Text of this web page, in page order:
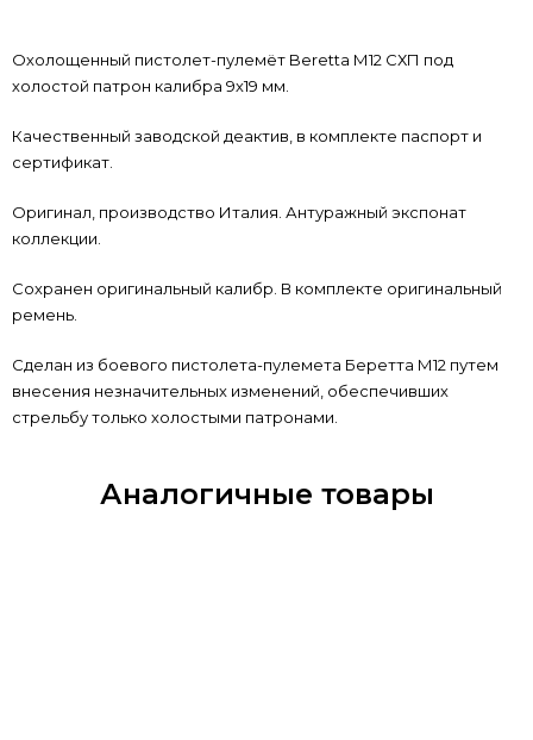
Охолощенный пистолет-пулемёт Beretta М12 СХП под
холостой патрон калибра 9х19 мм.
Качественный заводской деактив, в комплекте паспорт и
сертификат.
Оригинал, производство Италия. Антуражный экспонат
коллекции.
Сохранен оригинальный калибр. В комплекте оригинальный
ремень.
Сделан из боевого пистолета-пулемета Беретта М12 путем
внесения незначительных изменений, обеспечивших
стрельбу только холостыми патронами.
Аналогичные товары